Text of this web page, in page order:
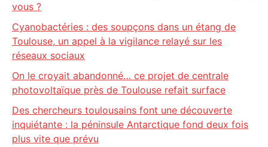
vous ?
Cyanobactéries : des soupçons dans un étang de
Toulouse, un appel à la vigilance relayé sur les
réseaux sociaux
On le croyait abandonné… ce projet de centrale
photovoltaïque près de Toulouse refait surface
Des chercheurs toulousains font une découverte
inquiétante : la péninsule Antarctique fond deux fois
plus vite que prévu